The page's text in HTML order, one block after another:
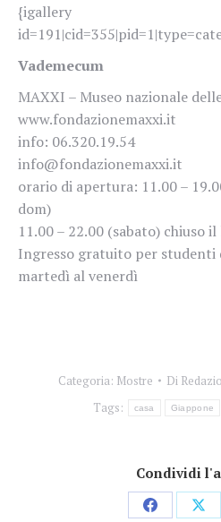
{igallery
Vademecum
MAXXI – Museo nazionale
www.fondazionemaxxi.it
info: 06.320.19.54
info@fondazionemaxxi.it
orario di apertura: 11.00 –
dom)
11.00 – 22.00 (sabato) chiuso
Ingresso gratuito per
martedì al venerdì
Categoria: Mostre Di
Tags:
casa Giappone
Condividi
Condividi